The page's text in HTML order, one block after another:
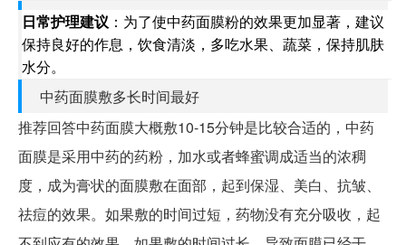
日常护理建议 ：为了使中药面膜粉的效果更加显著，建议
保持良好的作息，饮食清淡，多吃水果、蔬菜，保持肌肤
水分。
中药面膜敷多长时间最好
推荐回答中药面膜大概敷10-15分钟是比较合适的，中药
面膜是采用中药的药粉，加水或者蜂蜜调成适当的浓稠
度，成为膏状的面膜敷在面部，起到保湿、美白、抗皱、
祛痘的效果。如果敷的时间过短，药物没有充分吸收，起